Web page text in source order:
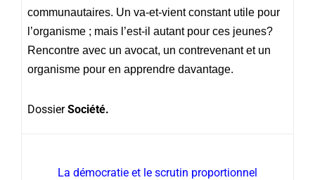
communautaires. Un va-et-vient constant utile pour
l’organisme ; mais l’est-il autant pour ces jeunes?
Rencontre avec un avocat, un contrevenant et un
organisme pour en apprendre davantage.
DossierSociété.
La démocratie et le scrutin proportionnel